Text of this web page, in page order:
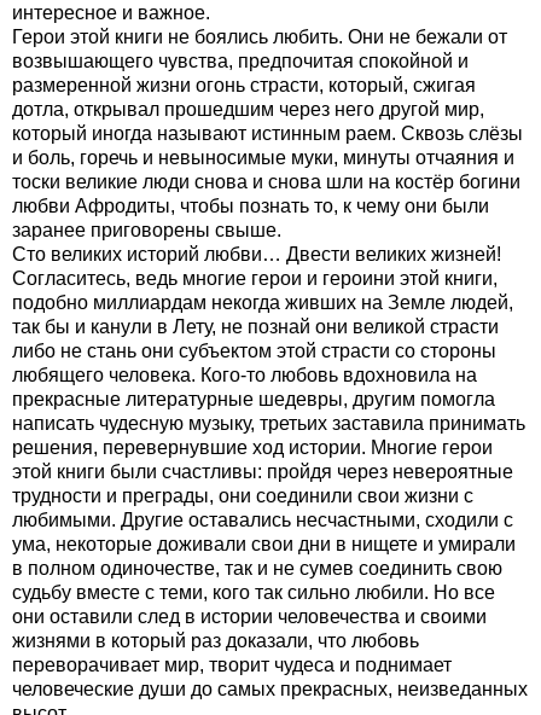
интересное и важное.
Герои этой книги не боялись любить. Они не бежали от
возвышающего чувства, предпочитая спокойной и
размеренной жизни огонь страсти, который, сжигая
дотла, открывал прошедшим через него другой мир,
который иногда называют истинным раем. Сквозь слёзы
и боль, горечь и невыносимые муки, минуты отчаяния и
тоски великие люди снова и снова шли на костёр богини
любви Афродиты, чтобы познать то, к чему они были
заранее приговорены свыше.
Сто великих историй любви… Двести великих жизней!
Согласитесь, ведь многие герои и героини этой книги,
подобно миллиардам некогда живших на Земле людей,
так бы и канули в Лету, не познай они великой страсти
либо не стань они субъектом этой страсти со стороны
любящего человека. Кого-то любовь вдохновила на
прекрасные литературные шедевры, другим помогла
написать чудесную музыку, третьих заставила принимать
решения, перевернувшие ход истории. Многие герои
этой книги были счастливы: пройдя через невероятные
трудности и преграды, они соединили свои жизни с
любимыми. Другие оставались несчастными, сходили с
ума, некоторые доживали свои дни в нищете и умирали
в полном одиночестве, так и не сумев соединить свою
судьбу вместе с теми, кого так сильно любили. Но все
они оставили след в истории человечества и своими
жизнями в который раз доказали, что любовь
переворачивает мир, творит чудеса и поднимает
человеческие души до самых прекрасных, неизведанных